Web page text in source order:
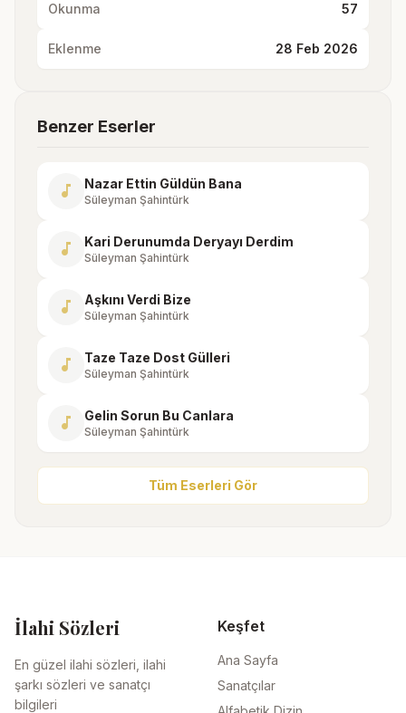
Okunma 57
Eklenme 28 Feb 2026
Benzer Eserler
music_note Nazar Ettin Güldün Bana
Süleyman Şahintürk
music_note Kari Derunumda Deryayı Derdim
Süleyman Şahintürk
music_note Aşkını Verdi Bize
Süleyman Şahintürk
music_note Taze Taze Dost Gülleri
Süleyman Şahintürk
music_note Gelin Sorun Bu Canlara
Süleyman Şahintürk
Tüm Eserleri Gör
İlahi Sözleri
En güzel ilahi sözleri, ilahi
şarkı sözleri ve sanatçı
bilgileri
Keşfet
Ana Sayfa
Sanatçılar